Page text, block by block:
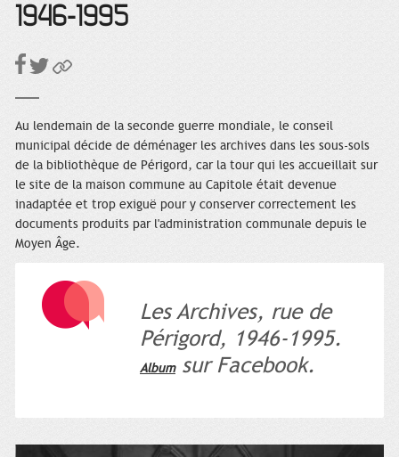
1946-1995
Au lendemain de la seconde guerre mondiale, le conseil
municipal décide de déménager les archives dans les sous-sols
de la bibliothèque de Périgord, car la tour qui les accueillait sur
le site de la maison commune au Capitole était devenue
inadaptée et trop exiguë pour y conserver correctement les
documents produits par l'administration communale depuis le
Moyen Âge.
Les Archives, rue de
Périgord, 1946-1995.
Albumsur Facebook.